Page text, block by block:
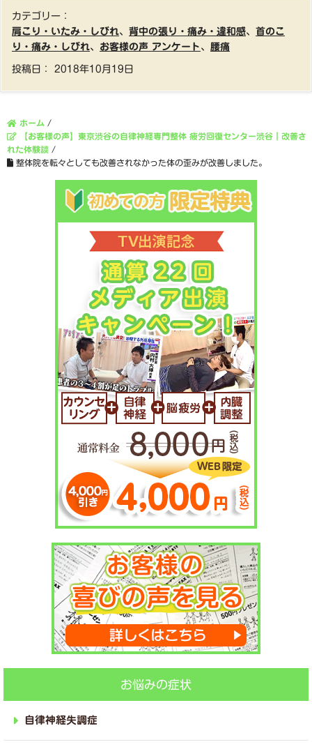
カテゴリー：
肩こり・いたみ・しびれ 、 背中の張り・痛み・違和感、 首のこ
り・痛み・しびれ 、 お客様の声 アンケート 、 腰痛
投稿日： 2018年10月19日
ホーム /
【お客様の声】東京渋谷の自律神経専門整体 疲労回復センター渋谷｜改善さ
れた体験談 /
整体院を転々としても改善されなかった体の歪みが改善しました。
お悩みの症状
自律神経失調症